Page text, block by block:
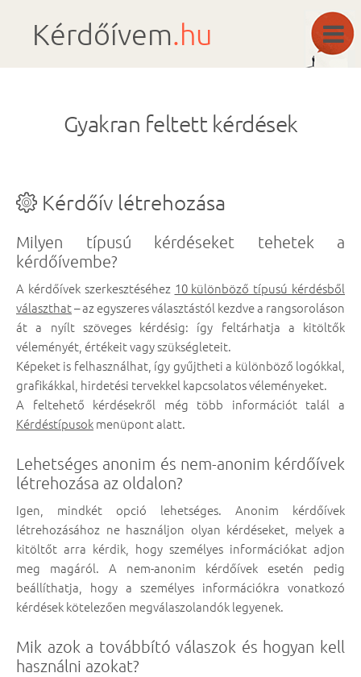
Kérdőívem.hu
Gyakran feltett kérdések
Kérdőív létrehozása
Milyen típusú kérdéseket tehetek a
kérdőívembe?
A kérdőívek szerkesztéséhez 10 különböző típusú kérdésből
választhat– az egyszeres választástól kezdve a rangsoroláson
át a nyílt szöveges kérdésig: így feltárhatja a kitöltők
véleményét, értékeit vagy szükségleteit.
Képeket is felhasználhat, így gyűjtheti a különböző logókkal,
grafikákkal, hirdetési tervekkel kapcsolatos véleményeket.
A feltehető kérdésekről még több információt talál a
Kérdéstípusokmenüpont alatt.
Lehetséges anonim és nem-anonim kérdőívek
létrehozása az oldalon?
Igen, mindkét opció lehetséges. Anonim kérdőívek
létrehozásához ne használjon olyan kérdéseket, melyek a
kitöltőt arra kérdik, hogy személyes információkat adjon
meg magáról. A nem-anonim kérdőívek esetén pedig
beállíthatja, hogy a személyes információkra vonatkozó
kérdések kötelezően megválaszolandók legyenek.
Mik azok a továbbító válaszok és hogyan kell
használni azokat?